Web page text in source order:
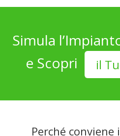
Simula
e Scopri
il
Perché